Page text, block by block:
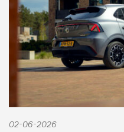
02-06-2026